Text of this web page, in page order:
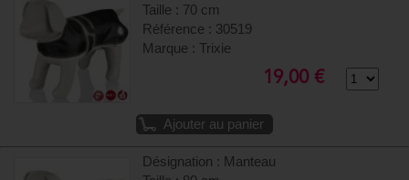
Taille : 70 cm
Référence : 30519
Marque : Trixie
19,00 €
Ajouter au panier
Désignation : Manteau